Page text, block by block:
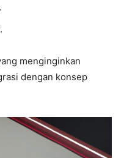
menginginkan
dengan konsep